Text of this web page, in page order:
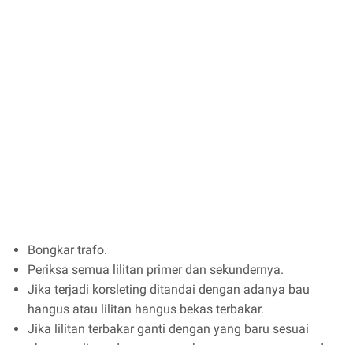
Bongkar trafo.
Periksa semua lilitan primer dan sekundernya.
Jika terjadi korsleting ditandai dengan adanya bau
hangus atau lilitan hangus bekas terbakar.
Jika lilitan terbakar ganti dengan yang baru sesuai